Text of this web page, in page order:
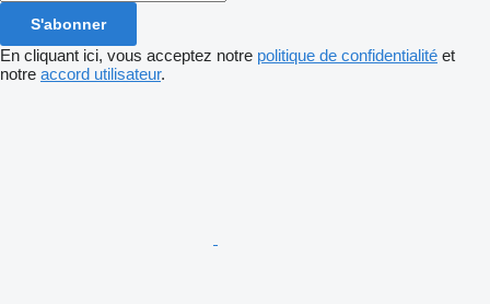
S'abonner
En cliquant ici, vous acceptez notre politique de confidentialité et
notre accord utilisateur.